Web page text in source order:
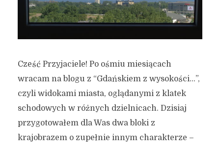
Cześć Przyjaciele! Po ośmiu miesiącach
wracam na blogu z “Gdańskiem z wysokości…”,
czyli widokami miasta, oglądanymi z klatek
schodowych w różnych dzielnicach. Dzisiaj
przygotowałem dla Was dwa bloki z
krajobrazem o zupełnie innym charakterze –